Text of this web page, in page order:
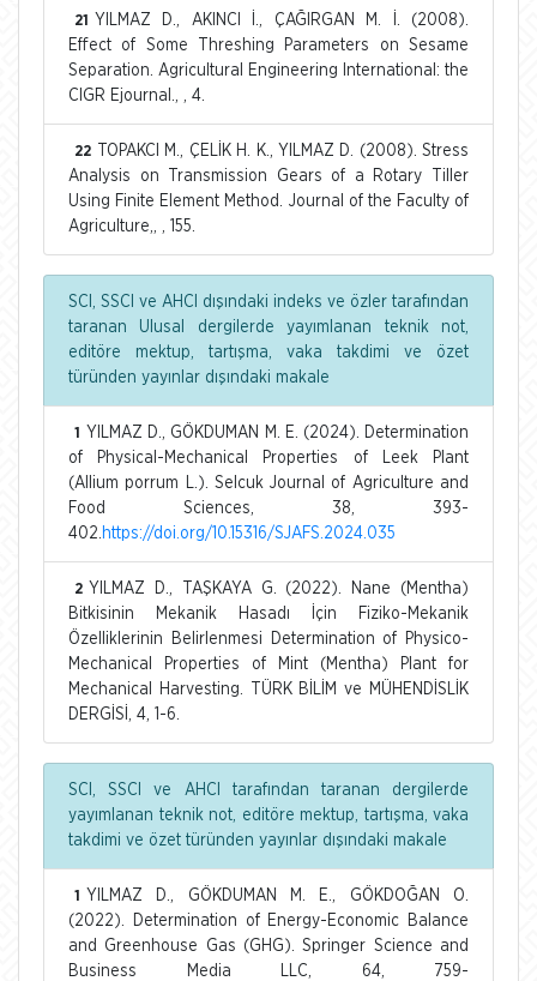
21
YILMAZ D., AKINCI İ., ÇAĞIRGAN M. İ. (2008).
Effect of Some Threshing Parameters on Sesame
Separation. Agricultural Engineering International: the
CIGR Ejournal., , 4.
22
TOPAKCI M., ÇELİK H. K., YILMAZ D. (2008). Stress
Analysis on Transmission Gears of a Rotary Tiller
Using Finite Element Method. Journal of the Faculty of
Agriculture,, , 155.
SCI, SSCI ve AHCI dışındaki indeks ve özler tarafından
taranan Ulusal dergilerde yayımlanan teknik not,
editöre mektup, tartışma, vaka takdimi ve özet
türünden yayınlar dışındaki makale
1
YILMAZ D., GÖKDUMAN M. E. (2024). Determination
of Physical-Mechanical Properties of Leek Plant
(Allium porrum L.). Selcuk Journal of Agriculture and
Food Sciences, 38, 393-
402. https://doi.org/10.15316/SJAFS.2024.035
2 YILMAZ D., TAŞKAYA G. (2022). Nane (Mentha)
Bitkisinin Mekanik Hasadı İçin Fiziko-Mekanik
Özelliklerinin Belirlenmesi Determination of Physico-
Mechanical Properties of Mint (Mentha) Plant for
Mechanical Harvesting. TÜRK BİLİM ve MÜHENDİSLİK
DERGİSİ, 4, 1-6.
SCI, SSCI ve AHCI tarafından taranan dergilerde
yayımlanan teknik not, editöre mektup, tartışma, vaka
takdimi ve özet türünden yayınlar dışındaki makale
1
YILMAZ D., GÖKDUMAN M. E., GÖKDOĞAN O.
(2022). Determination of Energy-Economic Balance
and Greenhouse Gas (GHG). Springer Science and
Business Media LLC, 64, 759-